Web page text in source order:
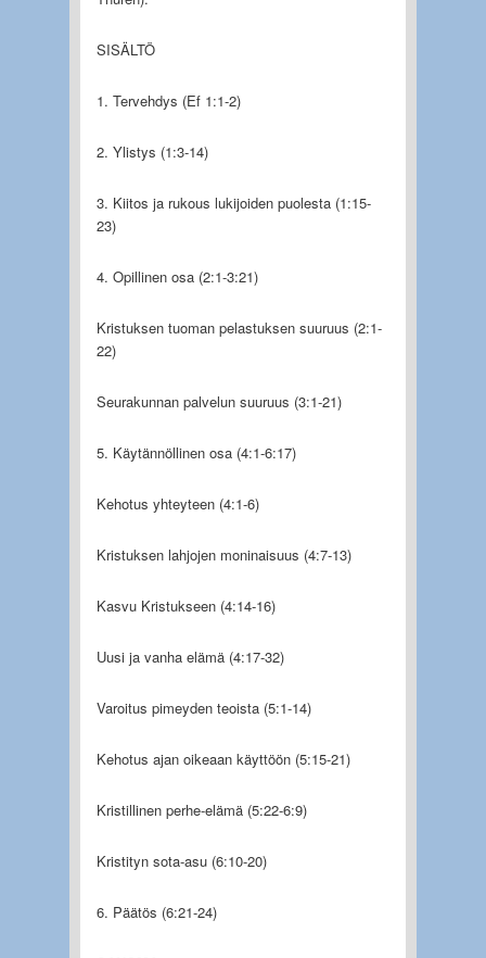
SISÄLTÖ
1. Tervehdys (Ef 1:1-2)
2. Ylistys (1:3-14)
3. Kiitos ja rukous lukijoiden puolesta (1:15-
23)
4. Opillinen osa (2:1-3:21)
Kristuksen tuoman pelastuksen suuruus (2:1-
22)
Seurakunnan palvelun suuruus (3:1-21)
5. Käytännöllinen osa (4:1-6:17)
Kehotus yhteyteen (4:1-6)
Kristuksen lahjojen moninaisuus (4:7-13)
Kasvu Kristukseen (4:14-16)
Uusi ja vanha elämä (4:17-32)
Varoitus pimeyden teoista (5:1-14)
Kehotus ajan oikeaan käyttöön (5:15-21)
Kristillinen perhe-elämä (5:22-6:9)
Kristityn sota-asu (6:10-20)
6. Päätös (6:21-24)